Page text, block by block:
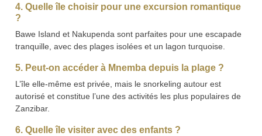
4. Quelle île choisir pour une excursion romantique
?
Bawe Island et Nakupenda sont parfaites pour une escapade
tranquille, avec des plages isolées et un lagon turquoise.
5. Peut-on accéder à Mnemba depuis la plage ?
L’île elle-même est privée, mais le snorkeling autour est
autorisé et constitue l’une des activités les plus populaires de
Zanzibar.
6. Quelle île visiter avec des enfants ?